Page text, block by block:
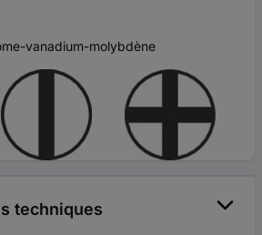
vanadium-molybdène
techniques